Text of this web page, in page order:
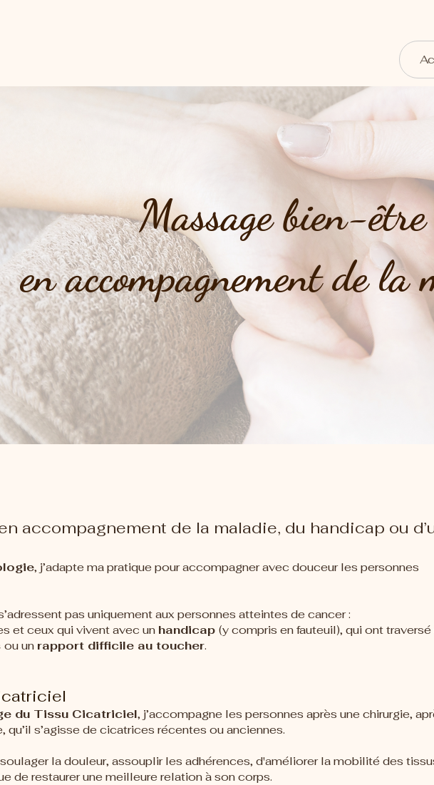
Massage bien-être
en accompagnement de la
accompagnement de la maladie, du handicap ou
, j’adapte ma pratique pour accompagner avec douceur les personnes
pas uniquement aux personnes atteintes de cancer :
et ceux qui vivent avec un handicap (y compris en fauteuil), qui ont traversé
ou un rapport difficile au toucher.
du Tissu Cicatriciel, j’accompagne les personnes après une chirurgie,
qu’il s’agisse de cicatrices récentes ou anciennes.
la douleur, assouplir les adhérences, d'améliorer la mobilité des
de restaurer une meilleure relation à son corps.